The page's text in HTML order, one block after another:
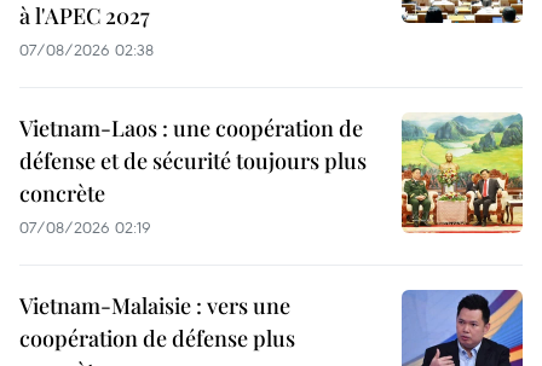
à l'APEC 2027
07/08/2026 02:38
Vietnam-Laos : une coopération de
défense et de sécurité toujours plus
concrète
07/08/2026 02:19
Vietnam-Malaisie : vers une
coopération de défense plus